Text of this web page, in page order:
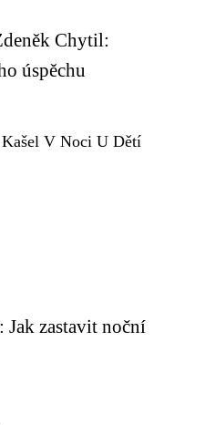
Chytil:
úspěchu
Jak zastavit noční